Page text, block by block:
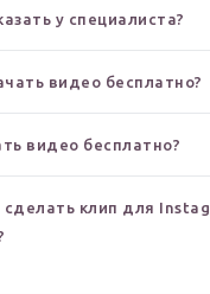
у специалиста?
видео бесплатно?
видео бесплатно?
клип для